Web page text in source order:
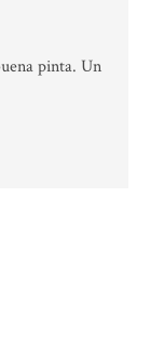
pinta. Un